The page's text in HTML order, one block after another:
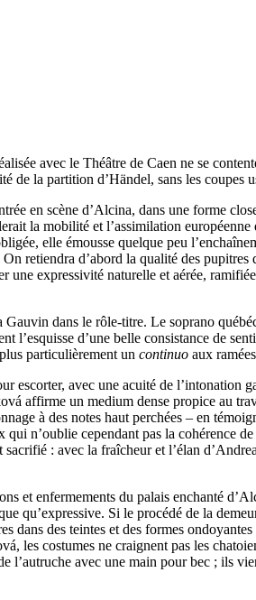
avec le Théâtre de Caen ne se
la partition d’Händel, sans les coupes
en scène d’Alcina, dans une forme
la mobilité et l’assimilation
elle émousse quelque peu
retiendra d’abord la qualité des
expressivité naturelle et aérée,
dans le rôle-titre. Le soprano
d’une belle consistance de
particulièrement un continuo aux
escorter, avec une acuité de
un medium dense propice au
à des notes haut perchées – en
n’oublie cependant pas la cohérence
: avec la fraîcheur et l’élan
et enfermements du palais enchanté
qu’expressive. Si le procédé de la
des teintes et des formes
les costumes ne craignent pas les
l’autruche avec une main pour bec ; ils